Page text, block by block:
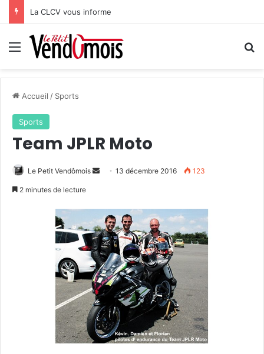
La CLCV vous informe
Menu
Accueil / Sports
Sports
Team JPLR Moto
Le Petit Vendômois
y
e
r
u
n
c
o
u
r
13 décembre 2016 123
2 minutes de lecture